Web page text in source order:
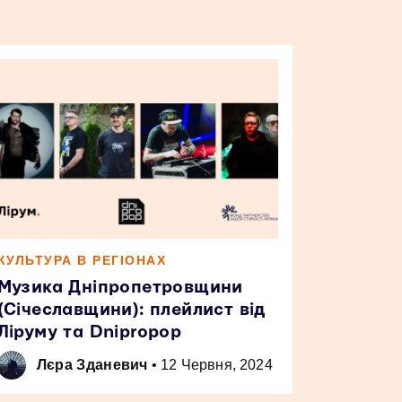
В РЕГІОНАХ
Дніпропетровщини
плейлист від
та Dnipropop
Лєра Зданевич • 12 Червня, 2024